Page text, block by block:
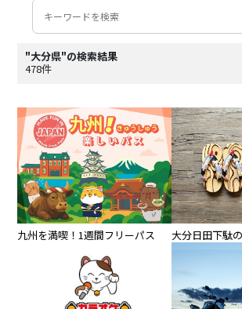
"大分県"の検索結果
478件
九州を満喫！1週間フリーパス 大分日田下駄